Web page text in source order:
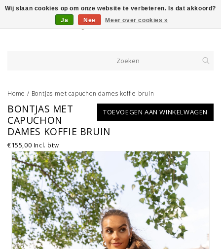
Home / Bontjas met capuchon dames koffie bruin
TOEVOEGEN AAN WINKELWAGEN
BONTJAS MET
CAPUCHON
DAMES KOFFIE BRUIN
€155,00 Incl. btw
Wij slaan cookies op om onze website te verbeteren. Is dat akkoord?
Ja
Nee Meer over cookies »